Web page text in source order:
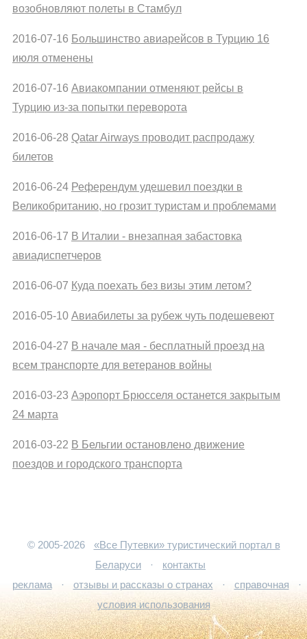
возобновляют полеты в Стамбул
2016-07-16 Большинство авиарейсов в Турцию 16
июля отменены
2016-07-16 Авиакомпании отменяют рейсы в
Турцию из-за попытки переворота
2016-06-28 Qatar Airways проводит распродажу
билетов
2016-06-24 Референдум удешевил поездки в
Великобританию, но грозит туристам и проблемами
2016-06-17 В Италии - внезапная забастовка
авиадиспетчеров
2016-06-07 Куда поехать без визы этим летом?
2016-05-10 Авиабилеты за рубеж чуть подешевеют
2016-04-27 В начале мая - бесплатный проезд на
всем транспорте для ветеранов войны
2016-03-23 Аэропорт Брюсселя останется закрытым
24 марта
2016-03-22 В Бельгии остановлено движение
поездов и городского транспорта
© 2005-2026
«Все Путевки» туристический портал в
Беларуси
·
контакты
реклама
· отзывы и рассказы о странах · справочная
·
условия использования